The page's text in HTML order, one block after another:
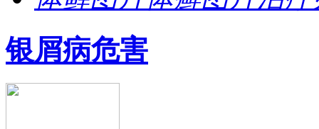
银屑病危害